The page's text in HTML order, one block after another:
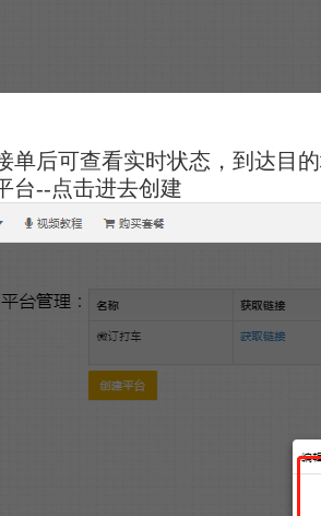
单后可查看实时状态，到达目
台--点击进去创建